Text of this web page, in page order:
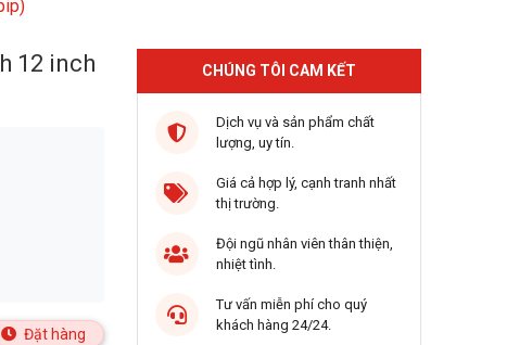
12 inch
Đặt hàng
CHÚNG TÔI CAM KẾT
Dịch vụ và sản phẩm chất
lượng, uy tín.
Giá cả hợp lý, cạnh tranh nhất
thị trường.
Đội ngũ nhân viên thân thiện,
nhiệt tình.
Tư vấn miễn phí cho quý
khách hàng 24/24.